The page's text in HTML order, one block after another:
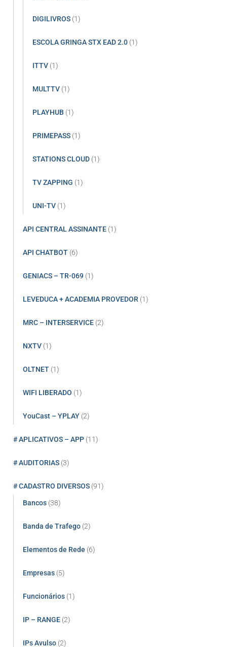
DIGILIVROS (1)
ESCOLA GRINGA STX EAD 2.0 (1)
ITTV (1)
MULTTV (1)
PLAYHUB (1)
PRIMEPASS (1)
STATIONS CLOUD (1)
TV ZAPPING (1)
UNI-TV (1)
API CENTRAL ASSINANTE (1)
API CHATBOT (6)
GENIACS – TR-069 (1)
LEVEDUCA + ACADEMIA PROVEDOR (1)
MRC – INTERSERVICE (2)
NXTV (1)
OLTNET (1)
WIFI LIBERADO (1)
YouCast – YPLAY (2)
# APLICATIVOS – APP (11)
# AUDITORIAS (3)
# CADASTRO DIVERSOS (91)
Bancos (38)
Banda de Trafego (2)
Elementos de Rede (6)
Empresas (5)
Funcionários (1)
IP – RANGE (2)
IPs Avulso (2)